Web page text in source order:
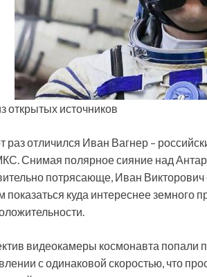
открытых источников
раз отличился Иван Вагнер –
Снимая полярное сияние над
потрясающе, Иван Викторович
показаться куда интереснее земного
видеокамеры космонавта попали
с одинаковой скоростью, что